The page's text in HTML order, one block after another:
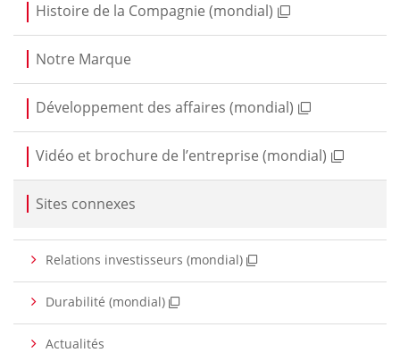
Histoire de la Compagnie (mondial)
Notre Marque
Développement des affaires (mondial)
Vidéo et brochure de l’entreprise (mondial)
Sites connexes
Relations investisseurs (mondial)
Durabilité (mondial)
Actualités